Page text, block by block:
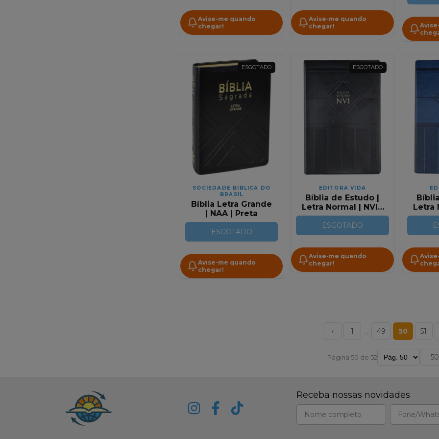
Avise-me quando
chegar!
Avise-me quando
chegar!
ESGOTADO
SOCIEDADE BIBLICA DO
BRASIL
Bíblia Letra Grande
| NAA | Preta
ESGOTADO
Avise-me quando
chegar!
ESGOTADO
EDITORA VIDA
Bíblia de Estudo |
Letra Normal | NVI |
Capa Luxo Preta
ESGOTADO
Avise-me quando
chegar!
Letra
‹ 1 … 49 50 51
Página 50 de 52
Receba nossas novidades